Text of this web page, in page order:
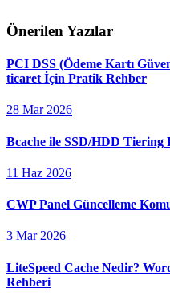
Önerilen Yazılar
PCI DSS (Ödeme Kartı
ticaret İçin Pratik Rehber
28 Mar 2026
Bcache ile SSD/HDD Tiering
11 Haz 2026
CWP Panel Güncelleme
3 Mar 2026
LiteSpeed Cache Nedir?
Rehberi